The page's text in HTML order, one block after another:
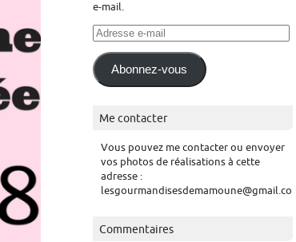
e-mail.
Adresse
mail
Abonnez-vous
Me contacter
Vous pouvez me contacter ou envoyer
vos photos de réalisations à cette
adresse :
lesgourmandisesdemamoune@gmail.com
Commentaires